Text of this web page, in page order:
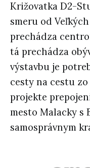
Križovatka D2-
smeru od
prechádza
tá prechádza
výstavbu je
cesty na cestu
projekte
mesto Malacky s
samosprávnym